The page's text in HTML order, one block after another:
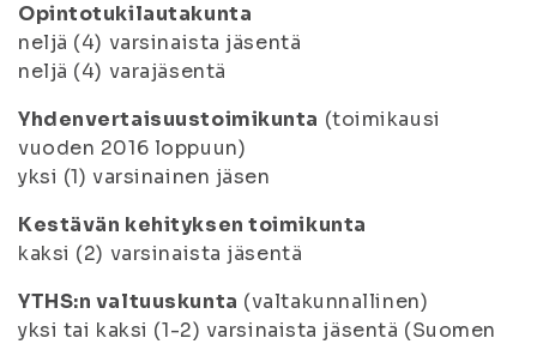
Opintotukilautakunta
neljä (4) varsinaista jäsentä
neljä (4) varajäsentä
Yhdenvertaisuustoimikunta (toimikausi
vuoden 2016 loppuun)
yksi (1) varsinainen jäsen
Kestävän kehityksen toimikunta
kaksi (2) varsinaista jäsentä
YTHS:n valtuuskunta (valtakunnallinen)
yksi tai kaksi (1-2) varsinaista jäsentä (Suomen